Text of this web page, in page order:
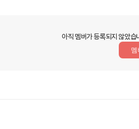
아직 멤버가 등록되지 않았습
멤